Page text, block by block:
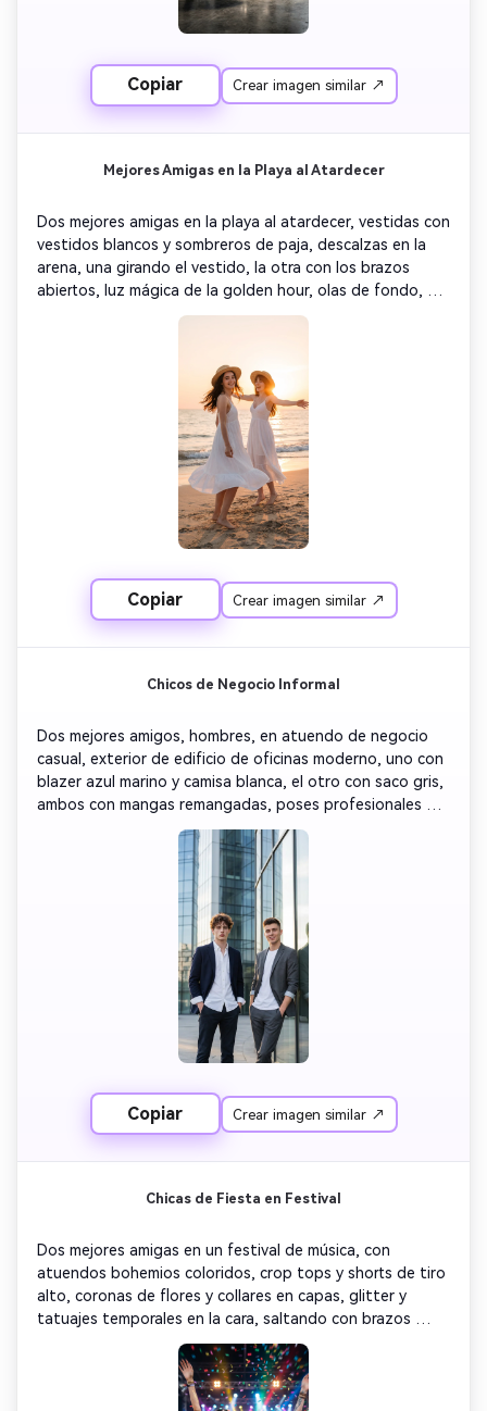
Copiar Crear imagen similar ↗
Mejores Amigas en la Playa al Atardecer
Dos mejores amigas en la playa al atardecer, vestidas con
vestidos blancos y sombreros de paja, descalzas en la
arena, una girando el vestido, la otra con los brazos
abiertos, luz mágica de la golden hour, olas de fondo,
destello solar, paleta melocotón cálida, expresiones de
Copiar Crear imagen similar ↗
Chicos de Negocio Informal
Dos mejores amigos, hombres, en atuendo de negocio
casual, exterior de edificio de oficinas moderno, uno con
blazer azul marino y camisa blanca, el otro con saco gris,
ambos con mangas remangadas, poses profesionales
confiadas, fondo arquitectónico con cristales, luz natural
con contorno sutil, estética minimalista y limpia, enfoque
nítido en los sujetos, fotorrealismo 8K, energía
sofisticada de caballero, amistad profesional moderna
Copiar Crear imagen similar ↗
Chicas de Fiesta en Festival
Dos mejores amigas en un festival de música, con
atuendos bohemios coloridos, crop tops y shorts de tiro
alto, coronas de flores y collares en capas, glitter y
tatuajes temporales en la cara, saltando con brazos
arriba, confetti y luces de escenario detrás, paleta de
colores arcoíris vibrante, desenfoque de movimiento en
los bordes, expresiones alegres y enérgicas,